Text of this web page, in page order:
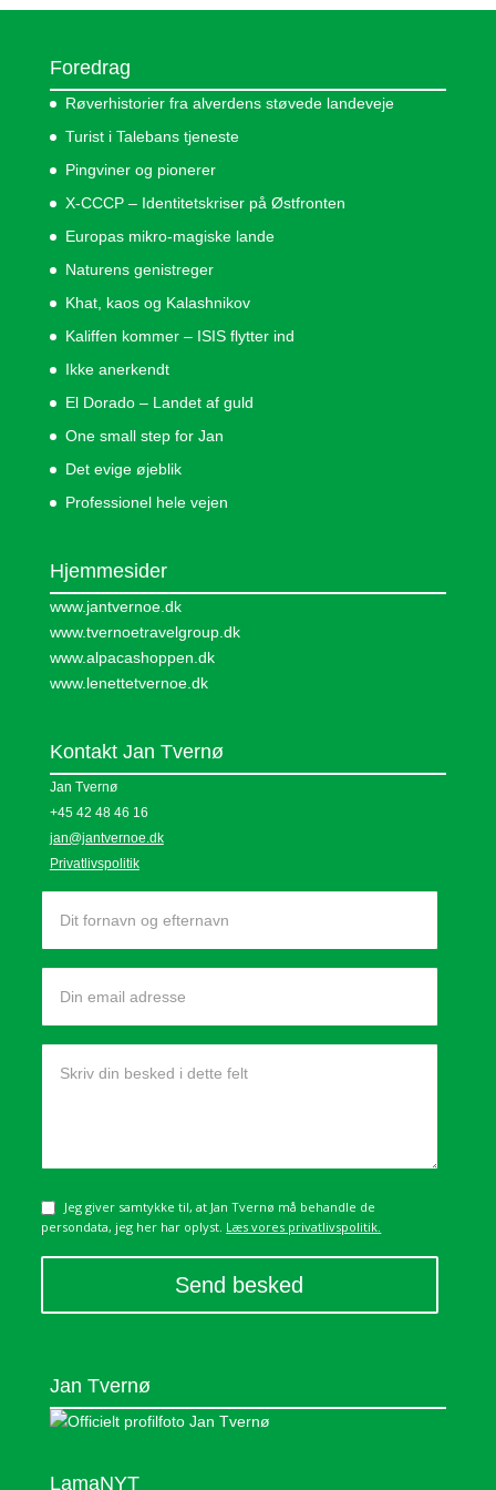
Foredrag
Røverhistorier fra alverdens støvede landeveje
Turist i Talebans tjeneste
Pingviner og pionerer
X-CCCP – Identitetskriser på Østfronten
Europas mikro-magiske lande
Naturens genistreger
Khat, kaos og Kalashnikov
Kaliffen kommer – ISIS flytter ind
Ikke anerkendt
El Dorado – Landet af guld
One small step for Jan
Det evige øjeblik
Professionel hele vejen
Hjemmesider
www.jantvernoe.dk
www.tvernoetravelgroup.dk
www.alpacashoppen.dk
www.lenettetvernoe.dk
Kontakt Jan Tvernø
Jan Tvernø
+45 42 48 46 16
jan@jantvernoe.dk
Privatlivspolitik
adresse
besked
Samtykke
Jeg giver samtykke til, at Jan Tvernø må behandle de
persondata, jeg her har oplyst. Læs vores privatlivspolitik.
t
e
Jan Tvernø
LamaNYT